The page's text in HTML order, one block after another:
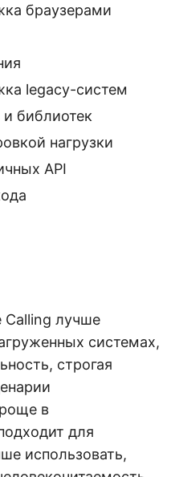
браузерами
legacy-систем
библиотек
нагрузки
API
Calling лучше
системах,
строгая
в
для
использовать,